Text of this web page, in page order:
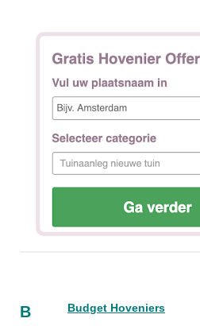
B Budget Hoveniers